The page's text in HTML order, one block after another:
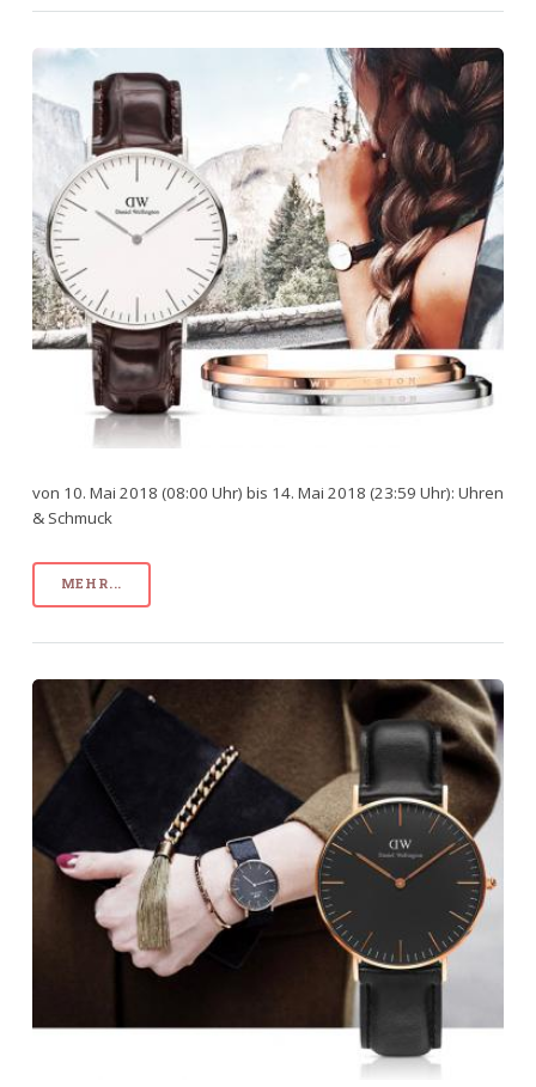
von 10. Mai 2018 (08:00 Uhr) bis 14. Mai 2018 (23:59 Uhr): Uhren
& Schmuck
MEHR...